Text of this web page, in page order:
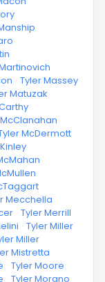
· Tyler Massey
Matuzak
McDermott
Mecchella
· Tyler Merrill
· Tyler Miller
Miller
Mistretta
· Tyler Moore
· Tyler Morano